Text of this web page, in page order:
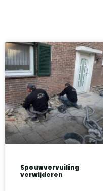
Spouwvervuiling
verwijderen